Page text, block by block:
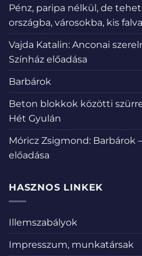
Pénz, paripa nélkül, de
országba, városokba, kis
Vajda Katalin: Anconai
Színház előadása
Barbárok
Beton blokkok közötti
Hét Gyulán
Móricz Zsigmond: Barbárok
előadása
HASZNOS LINKEK
Illemszabályok
Impresszum, munkatársak